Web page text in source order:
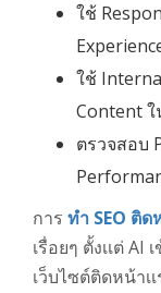
ใช้
ใช้
Content
ตรวจสอบ
การ ทำ SEO ติด
เรื่อยๆ ตั้งเเต่
เว็บไซต์ติดหน้า